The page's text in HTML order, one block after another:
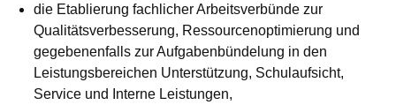
die Etablierung fachlicher Arbeitsverbünde zur
Qualitätsverbesserung, Ressourcenoptimierung und
gegebenenfalls zur Aufgabenbündelung in den
Leistungsbereichen Unterstützung, Schulaufsicht,
Service und Interne Leistungen,